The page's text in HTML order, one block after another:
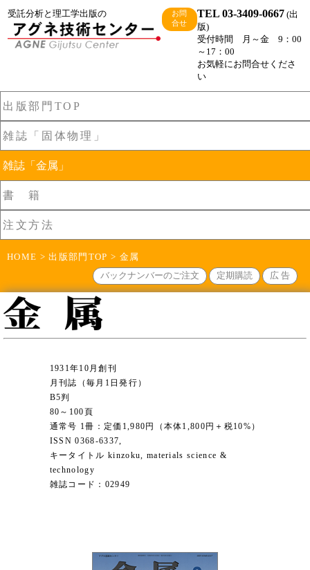
受託分析と理工学出版の
お問
合せ
TEL 03-3409-0667(出
版)
受付時間 月～金 9：00
～17：00
お気軽にお問合せくださ
い
出版部門TOP
雑誌「固体物理」
雑誌「金属」
書 籍
注文方法
HOME >出版部門TOP > 金属
バックナンバーのご注文
定期購読 広 告
1931年10月創刊
月刊誌（毎月1日発行）
B5判
80～100頁
通常号 1冊：定価1,980円（本体1,800円＋税10%）
ISSN 0368-6337,
キータイトル kinzoku, materials science &
technology
雑誌コード：02949